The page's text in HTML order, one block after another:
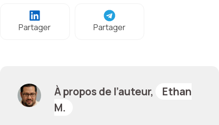
Partager Partager
À propos de l’auteur,
Ethan
M.